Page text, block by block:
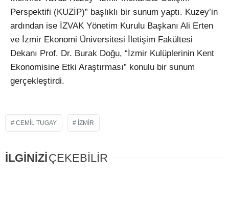
Perspektifi (KUZİP)” başlıklı bir sunum yaptı. Kuzey’in
ardından ise İZVAK Yönetim Kurulu Başkanı Ali Erten
ve İzmir Ekonomi Üniversitesi İletişim Fakültesi
Dekanı Prof. Dr. Burak Doğu, “İzmir Kulüplerinin Kent
Ekonomisine Etki Araştırması” konulu bir sunum
gerçekleştirdi.
CEMIL TUGAY IZMIR
İLGİNİZİÇEKEBİLİR